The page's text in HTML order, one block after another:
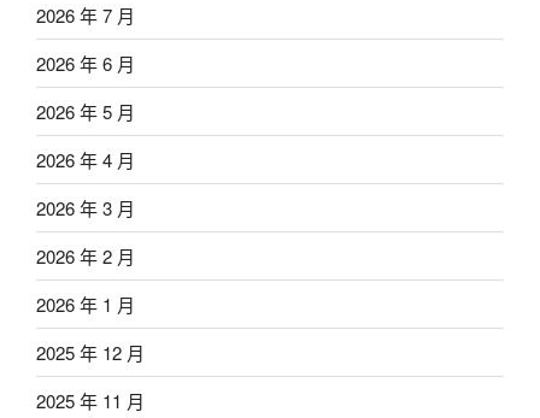
2026 年 7 月
2026 年 6 月
2026 年 5 月
2026 年 4 月
2026 年 3 月
2026 年 2 月
2026 年 1 月
2025 年 12 月
2025 年 11 月